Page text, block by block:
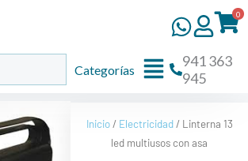
0
Flyout
Categorías
941 363
945
Inicio/ Electricidad/ Linterna 13
led multiusos con asa